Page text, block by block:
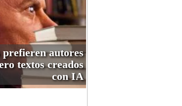
prefieren autores
textos creados
con IA